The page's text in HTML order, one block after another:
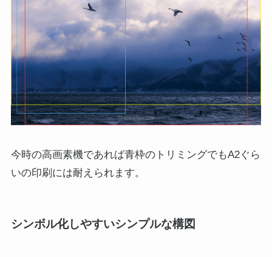
今時の高画素機であれば青枠のトリミングでもA2ぐら
いの印刷には耐えられます。
シンボル化しやすいシンプルな構図